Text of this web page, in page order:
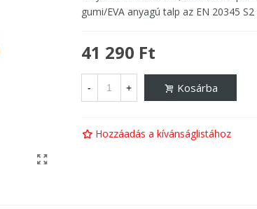
gumi/EVA anyagú talp az EN 20345
41 290 Ft
- + Kosárba
Hozzáadás a kívánságlistához